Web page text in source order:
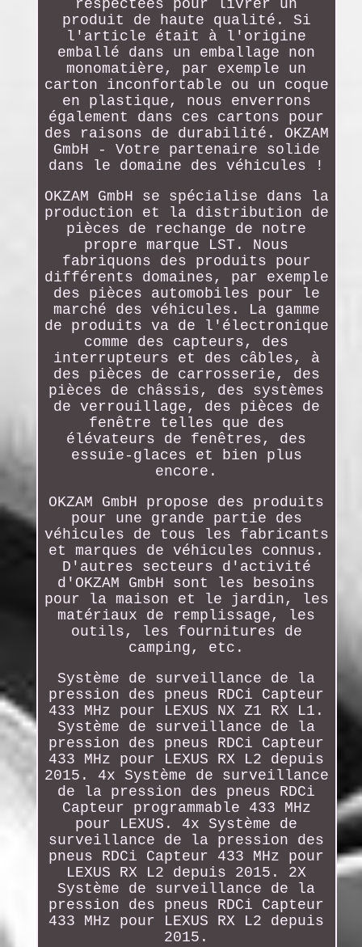
respectées pour livrer un
produit de haute qualité. Si
l'article était à l'origine
emballé dans un emballage non
monomatière, par exemple un
carton inconfortable ou un coque
en plastique, nous enverrons
également dans ces cartons pour
des raisons de durabilité. OKZAM
GmbH - Votre partenaire solide
dans le domaine des véhicules !
OKZAM GmbH se spécialise dans la
production et la distribution de
pièces de rechange de notre
propre marque LST. Nous
fabriquons des produits pour
différents domaines, par exemple
des pièces automobiles pour le
marché des véhicules. La gamme
de produits va de l'électronique
comme des capteurs, des
interrupteurs et des câbles, à
des pièces de carrosserie, des
pièces de châssis, des systèmes
de verrouillage, des pièces de
fenêtre telles que des
élévateurs de fenêtres, des
essuie-glaces et bien plus
encore.
OKZAM GmbH propose des produits
pour une grande partie des
véhicules de tous les fabricants
et marques de véhicules connus.
D'autres secteurs d'activité
d'OKZAM GmbH sont les besoins
pour la maison et le jardin, les
matériaux de remplissage, les
outils, les fournitures de
camping, etc.
Système de surveillance de la
pression des pneus RDCi Capteur
433 MHz pour LEXUS NX Z1 RX L1.
Système de surveillance de la
pression des pneus RDCi Capteur
433 MHz pour LEXUS RX L2 depuis
2015. 4x Système de surveillance
de la pression des pneus RDCi
Capteur programmable 433 MHz
pour LEXUS. 4x Système de
surveillance de la pression des
pneus RDCi Capteur 433 MHz pour
LEXUS RX L2 depuis 2015. 2X
Système de surveillance de la
pression des pneus RDCi Capteur
433 MHz pour LEXUS RX L2 depuis
2015.